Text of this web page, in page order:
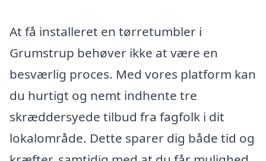
At få installeret en tørretumbler i
Grumstrup behøver ikke at være en
besværlig proces. Med vores platform kan
du hurtigt og nemt indhente tre
skræddersyede tilbud fra fagfolk i dit
lokalområde. Dette sparer dig både tid og